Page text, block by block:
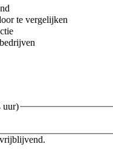
te vergelijken
uur)